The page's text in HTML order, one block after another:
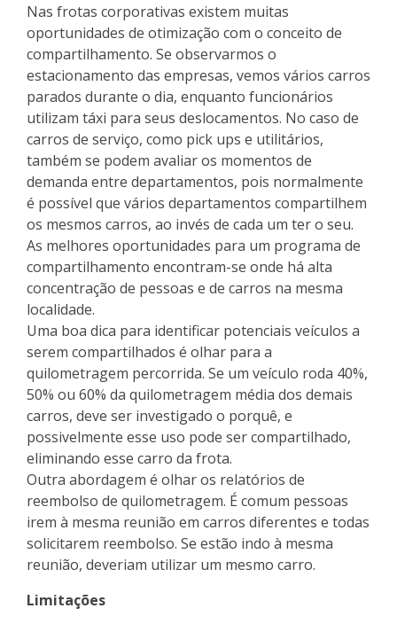
Nas frotas corporativas existem muitas
oportunidades de otimização com o conceito de
compartilhamento. Se observarmos o
estacionamento das empresas, vemos vários carros
parados durante o dia, enquanto funcionários
utilizam táxi para seus deslocamentos. No caso de
carros de serviço, como pick ups e utilitários,
também se podem avaliar os momentos de
demanda entre departamentos, pois normalmente
é possível que vários departamentos compartilhem
os mesmos carros, ao invés de cada um ter o seu.
As melhores oportunidades para um programa de
compartilhamento encontram-se onde há alta
concentração de pessoas e de carros na mesma
localidade.
Uma boa dica para identificar potenciais veículos a
serem compartilhados é olhar para a
quilometragem percorrida. Se um veículo roda 40%,
50% ou 60% da quilometragem média dos demais
carros, deve ser investigado o porquê, e
possivelmente esse uso pode ser compartilhado,
eliminando esse carro da frota.
Outra abordagem é olhar os relatórios de
reembolso de quilometragem. É comum pessoas
irem à mesma reunião em carros diferentes e todas
solicitarem reembolso. Se estão indo à mesma
reunião, deveriam utilizar um mesmo carro.
Limitações